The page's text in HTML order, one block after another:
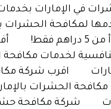
أفضل 7 شركات
لخدمات مكافحة
اقرب شركة
الحشرات بالإمارات خلال 3
شركة مكافحة